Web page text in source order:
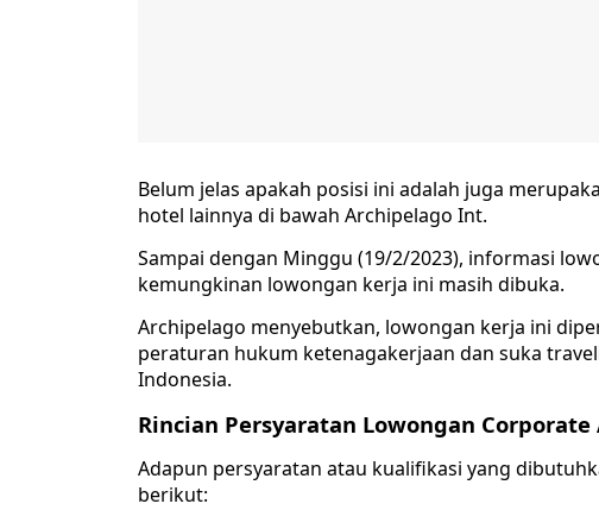
Belum jelas apakah posisi ini adalah juga
hotel lainnya di bawah Archipelago Int.
Sampai dengan Minggu (19/2/2023), informasi
kemungkinan lowongan kerja ini masih dibuka.
Archipelago menyebutkan, lowongan kerja ini
peraturan hukum ketenagakerjaan dan suka
Indonesia.
Rincian Persyaratan Lowongan
Adapun persyaratan atau kualifikasi yang
berikut: